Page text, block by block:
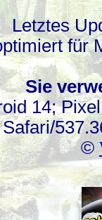
Letztes
für
Sie
14;
©